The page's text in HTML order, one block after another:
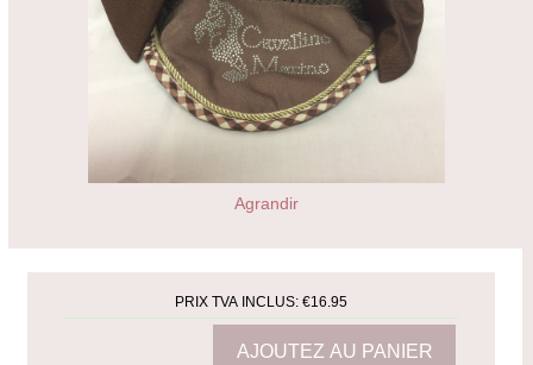
Agrandir
PRIX TVA INCLUS:€16.95